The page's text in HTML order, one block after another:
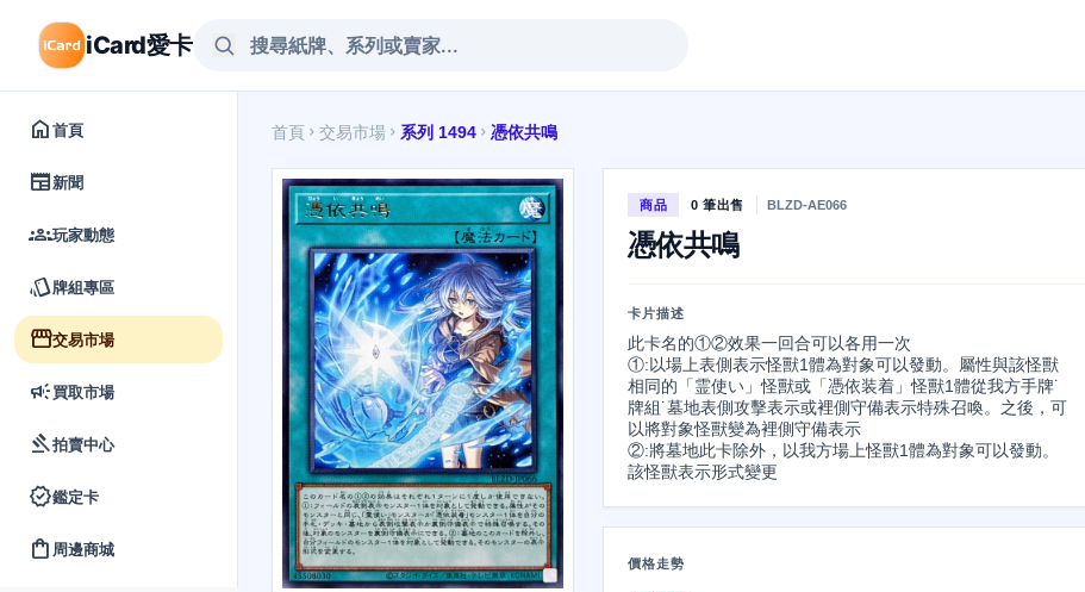
iCard愛卡
home首頁
newspaper新聞
groups玩家動態
style牌組專區
storefront交易市場
campaign買取市場
gavel拍賣中心
verified鑑定卡
shopping_bag 周邊商城
首頁 chevron_right 交易市場 chevron_right 系列 1494 chevron_right 憑依共鳴
商品 0 筆出售 BLZD-AE066
憑依共鳴
卡片描述
此卡名的①②效果一回合可以各用一次
①:以場上表側表示怪獸1體為對象可以發動。屬性與該怪獸
相同的「霊使い」怪獸或「憑依装着」怪獸1體從我方手牌˙
牌組˙墓地表側攻擊表示或裡側守備表示特殊召喚。之後，可
以將對象怪獸變為裡側守備表示
②:將墓地此卡除外，以我方場上怪獸1體為對象可以發動。
該怪獸表示形式變更
價格走勢